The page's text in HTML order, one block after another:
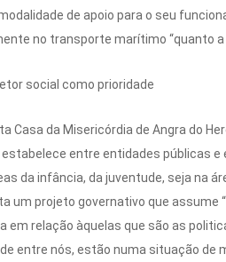
de apoio para o seu
no transporte marítimo “quanto
social como prioridade
Casa da Misericórdia de Angra do
entre entidades públicas
da infância, da juventude, seja na
um projeto governativo que assume
em relação àquelas que são as
entre nós, estão numa situação de